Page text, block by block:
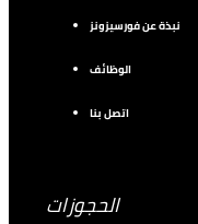
نبذة عن فورسيزونز
الوظائف
اتصل بنا
الحجوزات